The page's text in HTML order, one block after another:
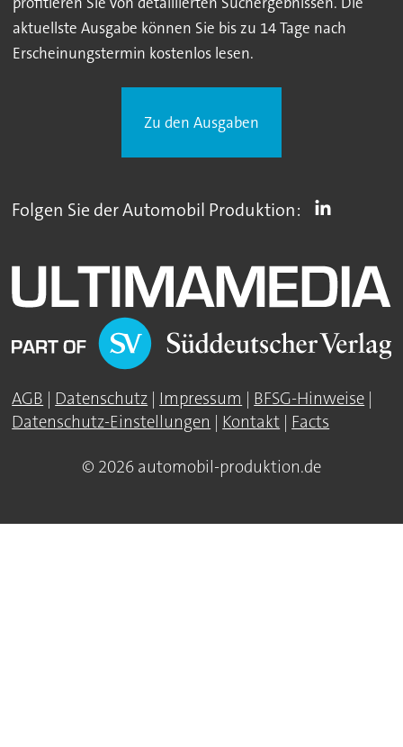
aktuellste Ausgabe können Sie bis zu 14 Tage nach
Erscheinungstermin kostenlos lesen.
Zu den Ausgaben
Folgen Sie der Automobil Produktion:
AGB | Datenschutz | Impressum | BFSG-Hinweise |
Datenschutz-Einstellungen | Kontakt | Facts
© 2026 automobil-produktion.de